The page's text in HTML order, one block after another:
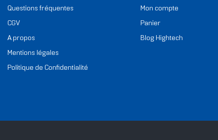
Questions fréquentes
CGV
A propos
Mentions légales
Politique de Confidentialité
Mon compte
Panier
Blog Hightech